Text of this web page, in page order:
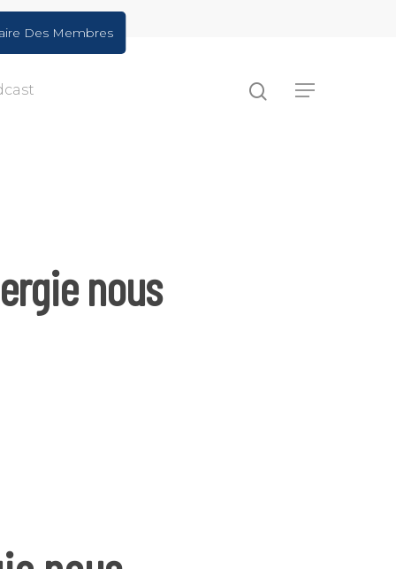
Des Membres
nous